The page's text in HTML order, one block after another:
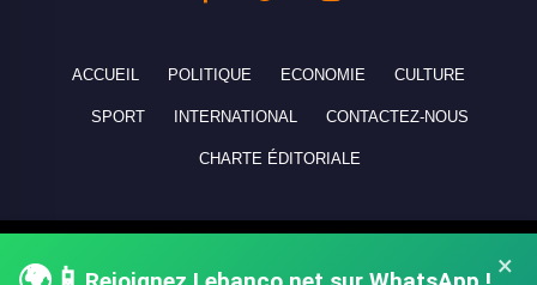
×
ACCUEIL POLITIQUE ECONOMIE CULTURE
SPORT INTERNATIONAL CONTACTEZ-NOUS
CHARTE ÉDITORIALE
réservés - All rights reserved.